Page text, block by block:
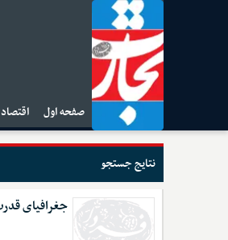
صفحه اول اقتصاد
نتایج جستجو
جغرافیای